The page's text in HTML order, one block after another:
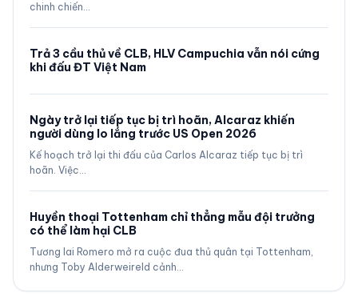
chinh chiến…
Trả 3 cầu thủ về CLB, HLV Campuchia vẫn nói cứng
khi đấu ĐT Việt Nam
Ngày trở lại tiếp tục bị trì hoãn, Alcaraz khiến
người dùng lo lắng trước US Open 2026
Kế hoạch trở lại thi đấu của Carlos Alcaraz tiếp tục bị trì
hoãn. Việc…
Huyền thoại Tottenham chỉ thẳng mẫu đội trưởng
có thể làm hại CLB
Tương lai Romero mở ra cuộc đua thủ quân tại Tottenham,
nhưng Toby Alderweireld cảnh…